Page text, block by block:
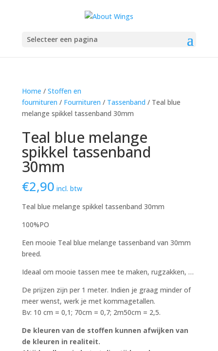
Selecteer een pagina
Home / Stoffen en
fournituren / Fournituren / Tassenband / Teal blue
melange spikkel tassenband 30mm
Teal blue melange
spikkel tassenband
30mm
€2,90 incl. btw
Teal blue melange spikkel tassenband 30mm
100%PO
Een mooie Teal blue melange tassenband van 30mm
breed.
Ideaal om mooie tassen mee te maken, rugzakken, …
De prijzen zijn per 1 meter. Indien je graag minder of
meer wenst, werk je met kommagetallen.
Bv: 10 cm = 0,1; 70cm = 0,7; 2m50cm = 2,5.
De kleuren van de stoffen kunnen afwijken van
de kleuren in realiteit.